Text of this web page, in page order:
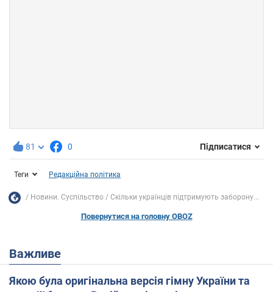
81 0 Підписатися
Теги Редакційна політика
Новини. Суспільство Скільки українців підтримують заборону...
Повернутися на головну OBOZ
Важливе
Якою була оригінальна версія гімну України та